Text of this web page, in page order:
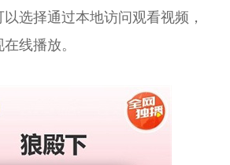
选择通过本地访问观看视频，
线播放。